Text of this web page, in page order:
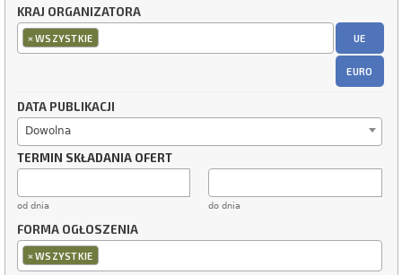
KRAJ ORGANIZATORA
×WSZYSTKIE UE
EURO
DATA PUBLIKACJI
Dowolna
TERMIN SKŁADANIA OFERT
od dnia do dnia
FORMA OGŁOSZENIA
×WSZYSTKIE